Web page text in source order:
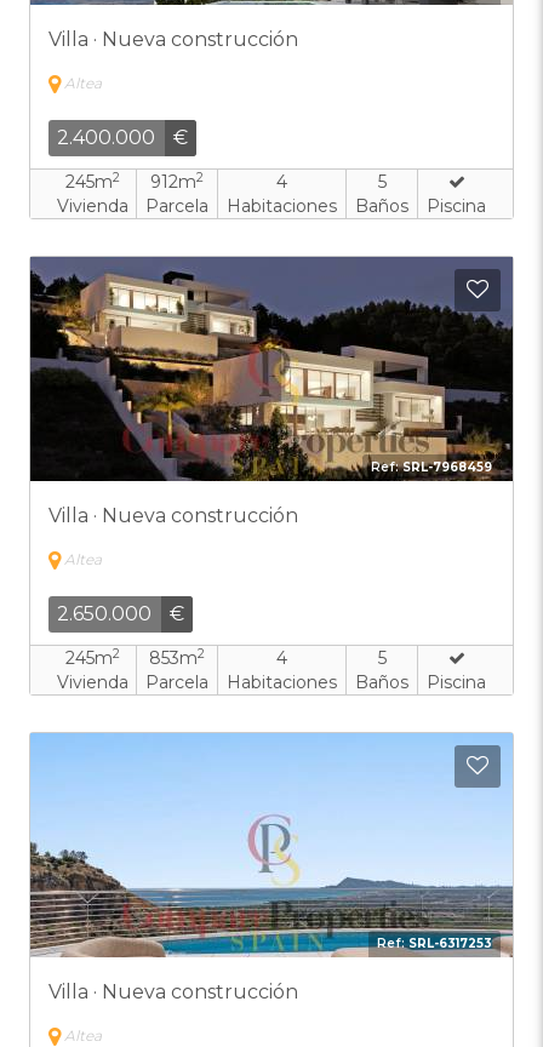
Villa · Nueva construcción
Altea
2.400.000 €
245m2
Vivienda
912m2
Parcela
4
Habitaciones
5
Baños
Piscina
Ref:SRL-7968459
Villa · Nueva construcción
Altea
2.650.000 €
245m2
Vivienda
853m2
Parcela
4
Habitaciones
5
Baños
Piscina
Ref:SRL-6317253
Villa · Nueva construcción
Altea